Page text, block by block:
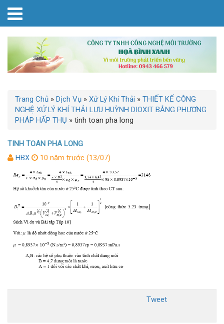
Trang Chủ » Dịch Vụ » Xử Lý Khí Thải » THIẾT KẾ CÔNG
NGHỆ XỬ LÝ KHÍ THẢI LƯU HUỲNH DIOXIT BẰNG PHƯƠNG
PHÁP HẤP THỤ » tinh toan pha long
TINH TOAN PHA LONG
HBX
10 năm trước (13/07)
Tweet